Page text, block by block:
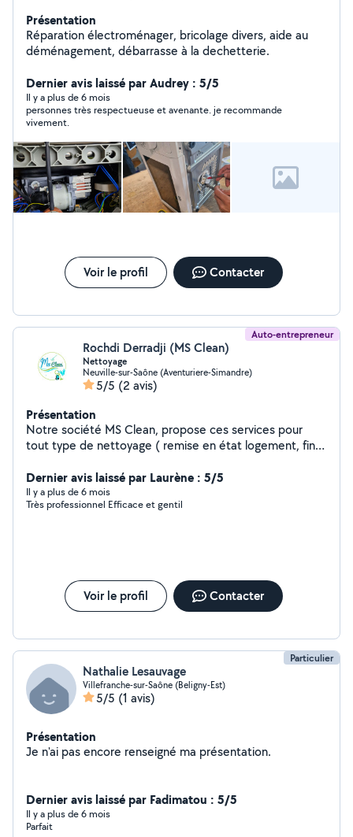
Présentation
Réparation électroménager, bricolage divers, aide au
déménagement, débarrasse à la dechetterie.
Dernier avis laissé par Audrey : 5/5
Il y a plus de 6 mois
personnes très respectueuse et avenante. je recommande
vivement.
Voir le profil Contacter
Auto-entrepreneur
Rochdi Derradji (MS Clean)
Nettoyage
Neuville-sur-Saône (Aventuriere-Simandre)
5/5 (2 avis)
Présentation
Notre société MS Clean, propose ces services pour
tout type de nettoyage ( remise en état logement, fin
professionnels, sur Lyon et ces alentours.
Dernier avis laissé par Laurène : 5/5
Il y a plus de 6 mois
Très professionnel Efficace et gentil
Voir le profil Contacter
Particulier
Nathalie Lesauvage
Villefranche-sur-Saône (Beligny-Est)
5/5 (1 avis)
Présentation
Je n'ai pas encore renseigné ma présentation.
Dernier avis laissé par Fadimatou : 5/5
Il y a plus de 6 mois
Parfait